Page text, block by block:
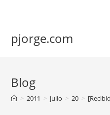
pjorge.com
Blog
> 2011 > julio > 20 >